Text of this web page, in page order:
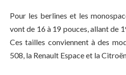
Pour les berlines et les
vont de 16 à 19 pouces, allant de
Ces tailles conviennent à des
508, la Renault Espace et la